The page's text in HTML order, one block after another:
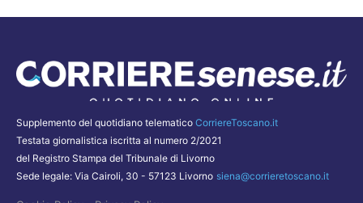
Supplemento del quotidiano telematico CorriereToscano.it
Testata giornalistica iscritta al numero 2/2021
del Registro Stampa del Tribunale di Livorno
Sede legale: Via Cairoli, 30 - 57123 Livorno siena@corrieretoscano.it